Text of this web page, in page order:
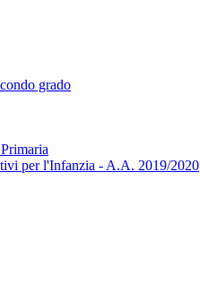
grado
per l'Infanzia - A.A. 2019/2020